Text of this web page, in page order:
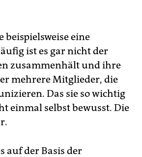
eine
ist es gar nicht der
zusammenhält und ihre
mehrere Mitglieder, die
Das sie so wichtig
einmal selbst bewusst. Die
auf der Basis der